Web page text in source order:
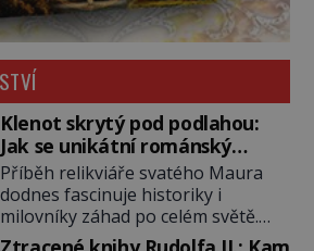
Klenot skrytý pod podlahou:
Jak se unikátní románský
poklad dostal do zapadlého
Bečova?
Příběh relikviáře svatého Maura
dodnes fascinuje historiky i
milovníky záhad po celém světě.
Tato románská zlatnická památka